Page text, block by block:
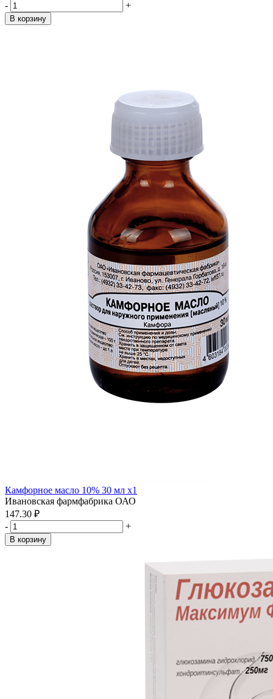
- +
В корзину
Камфорное масло 10% 30 мл x1
Ивановская фармфабрика ОАО
147.30 ₽
-
+
В корзину